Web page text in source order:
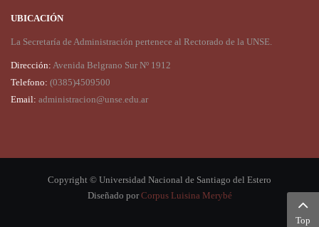
UBICACIÓN
La Secretaría de Administración pertenece al Rectorado de la UNSE.
Dirección: Avenida Belgrano Sur Nº 1912
Telefono: (0385)4509500
Email: administracion@unse.edu.ar
Copyright © Universidad Nacional de Santiago del Estero
Diseñado porCorpus Luisina Merybé
Top